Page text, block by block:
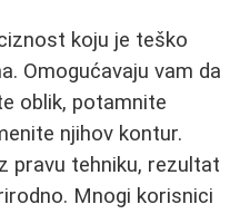
koju je teško
Omogućavaju vam da
oblik, potamnite
njihov kontur.
pravu tehniku, rezultat
Mnogi korisnici